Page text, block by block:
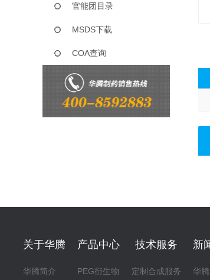
官能团目录
MSDS下载
COA查询
关于华腾
华腾简介
产品中心
PEG衍生物
技术服务
定制合成服务
新
华